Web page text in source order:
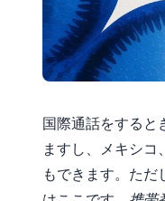
国際通話をすると
ますし、メキシコ
もできます。た